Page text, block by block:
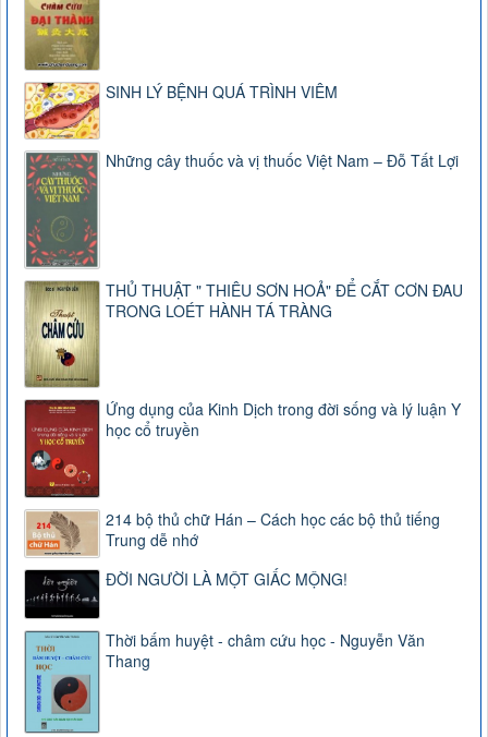
SINH LÝ BỆNH QUÁ TRÌNH VIÊM
Những cây thuốc và vị thuốc Việt Nam – Đỗ Tất Lợi
THỦ THUẬT " THIÊU SƠN HOẢ" ĐỂ CẮT CƠN ĐAU
TRONG LOÉT HÀNH TÁ TRÀNG
Ứng dụng của Kinh Dịch trong đời sống và lý luận Y
học cổ truyền
214 bộ thủ chữ Hán – Cách học các bộ thủ tiếng
Trung dễ nhớ
ĐỜI NGƯỜI LÀ MỘT GIẤC MỘNG!
Thời bấm huyệt - châm cứu học - Nguyễn Văn
Thang